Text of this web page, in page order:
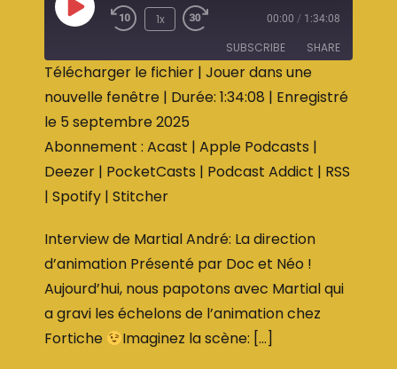
1x 00:00 / 1:34:08
SUBSCRIBE SHARE
Acast Apple Podcasts
Deezer
Podcast Addict RSS
Spotify Stitcher
RSS FEED
SHARE
EMBED
Télécharger le fichier | Jouer dans une
nouvelle fenêtre | Durée: 1:34:08 | Enregistré
le 5 septembre 2025
Abonnement : Acast | Apple Podcasts |
Deezer | PocketCasts | Podcast Addict | RSS
| Spotify | Stitcher
Interview de Martial André: La direction
d’animation Présenté par Doc et Néo !
Aujourd’hui, nous papotons avec Martial qui
a gravi les échelons de l’animation chez
Fortiche
Imaginez la scène: […]